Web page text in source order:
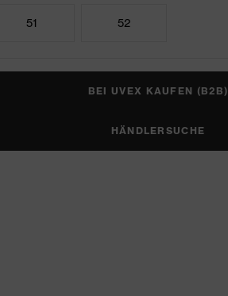
51 52
BEI UVEX KAUFEN (B2B)
HÄNDLERSUCHE